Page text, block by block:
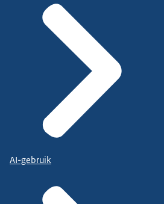
AI-gebruik